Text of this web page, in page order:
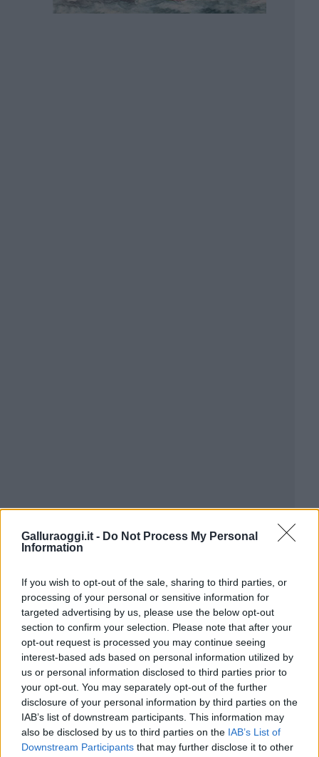
Galluraoggi.it - Do Not Process My Personal
Information
If you wish to opt-out of the sale, sharing to third parties, or
processing of your personal or sensitive information for
targeted advertising by us, please use the below opt-out
section to confirm your selection. Please note that after your
opt-out request is processed you may continue seeing
interest-based ads based on personal information utilized by
us or personal information disclosed to third parties prior to
your opt-out. You may separately opt-out of the further
disclosure of your personal information by third parties on the
IAB’s list of downstream participants. This information may
also be disclosed by us to third parties on the IAB’s List of
Downstream Participants that may further disclose it to other